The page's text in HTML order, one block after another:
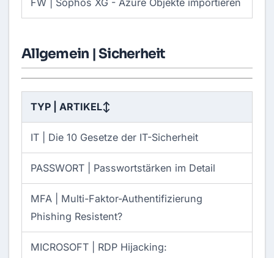
FW | Sophos XG - Azure Objekte importieren
Allgemein | Sicherheit
TYP | ARTIKEL↕
IT | Die 10 Gesetze der IT-Sicherheit
PASSWORT | Passwortstärken im Detail
MFA | Multi-Faktor-Authentifizierung
Phishing Resistent?
MICROSOFT | RDP Hijacking: